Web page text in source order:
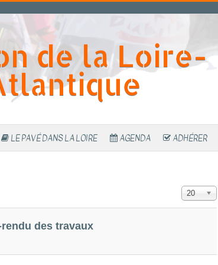
de la Loire-
LE PAVÉ DANS LA LOIRE AGENDA ADHÉRER
Affichage
20
rendu des travaux